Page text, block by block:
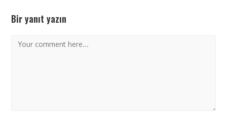
Bir yanıt yazın